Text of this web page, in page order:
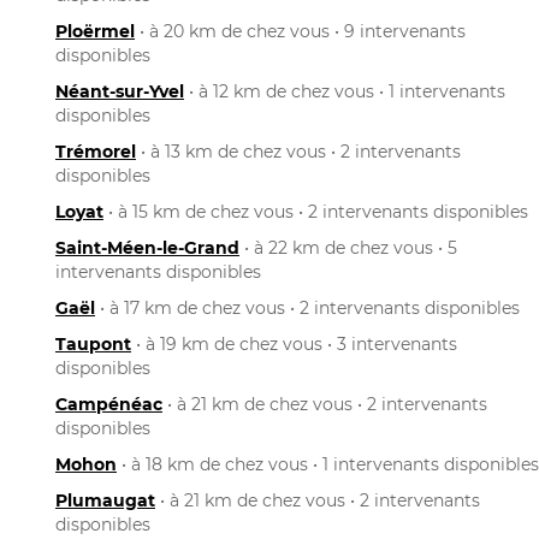
Ploërmel • à 20 km de chez vous • 9 intervenants
disponibles
Néant-sur-Yvel • à 12 km de chez vous • 1 intervenants
disponibles
Trémorel • à 13 km de chez vous • 2 intervenants
disponibles
Loyat • à 15 km de chez vous • 2 intervenants disponibles
Saint-Méen-le-Grand • à 22 km de chez vous • 5
intervenants disponibles
Gaël • à 17 km de chez vous • 2 intervenants disponibles
Taupont • à 19 km de chez vous • 3 intervenants
disponibles
Campénéac • à 21 km de chez vous • 2 intervenants
disponibles
Mohon • à 18 km de chez vous • 1 intervenants disponibles
Plumaugat • à 21 km de chez vous • 2 intervenants
disponibles